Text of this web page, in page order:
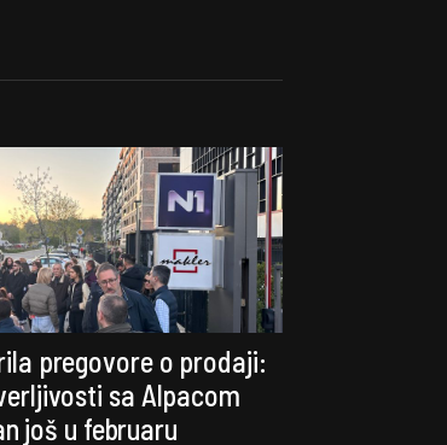
pregovore o prodaji:
sa Alpacom
još u februaru